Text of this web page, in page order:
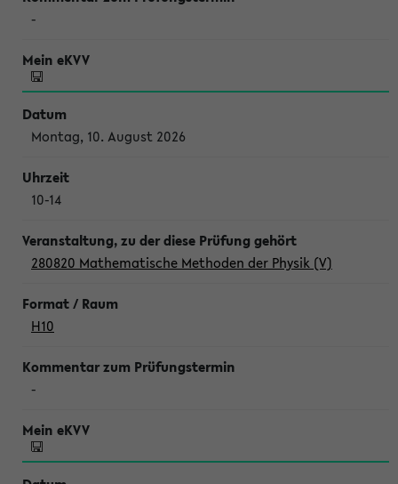
-
Montag, 10. August 2026
10-14
280820 Mathematische Methoden der Physik (V)
H10
-